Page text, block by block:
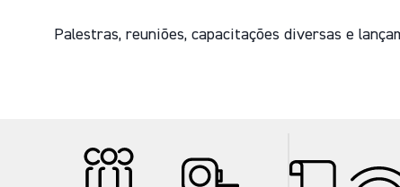
Palestras, reuniões, capacitações diversas e